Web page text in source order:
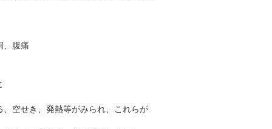
、腹痛
空せき、発熱等がみられ、これらが